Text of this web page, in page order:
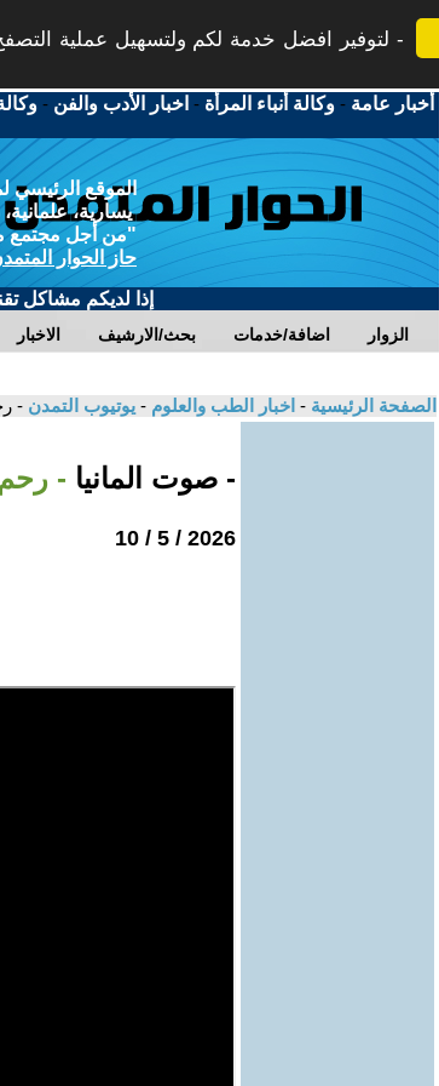
لتوفير افضل خدمة لكم ولتسهيل عملية
أخبار عامة -وكالة أنباء المرأة - اخبار الأدب والفن -
الموقع الرئيسي
يسارية،
"من أجل مجتمع
حاز الحوار
إذا لديكم مشاكل
الاخبار بحث/الارشيف اضافة/خدمات الزوار
الصفحة الرئيسية - اخبار الطب والعلوم - يوتيوب التمدن -
- صوت المانيا -
2026 / 5 / 10